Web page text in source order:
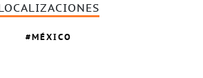
LOCALIZACIONES
MÉXICO